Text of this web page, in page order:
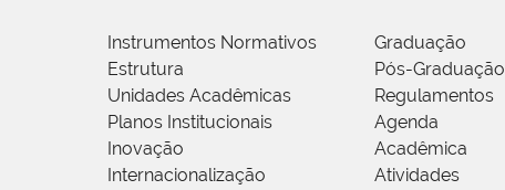
Instrumentos Normativos
Estrutura
Unidades Acadêmicas
Planos Institucionais
Inovação
Internacionalização
Graduação
Pós-Graduação
Regulamentos
Agenda
Acadêmica
Atividades